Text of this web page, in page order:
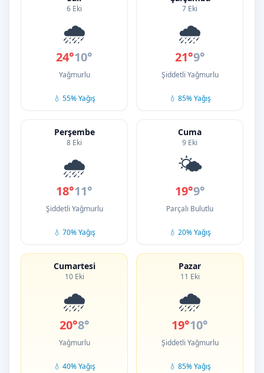
6 Eki
🌧️
24°10°
Yağmurlu
💧 55% Yağış
7 Eki
🌧️
21°9°
Şiddetli Yağmurlu
💧 85% Yağış
Perşembe
8 Eki
🌧️
18°11°
Şiddetli Yağmurlu
💧 70% Yağış
Cuma
9 Eki
🌤️
19°9°
Parçalı Bulutlu
💧 20% Yağış
Cumartesi
10 Eki
🌧️
20°8°
Yağmurlu
💧 40% Yağış
Pazar
11 Eki
🌧️
19°10°
Şiddetli Yağmurlu
💧 85% Yağış